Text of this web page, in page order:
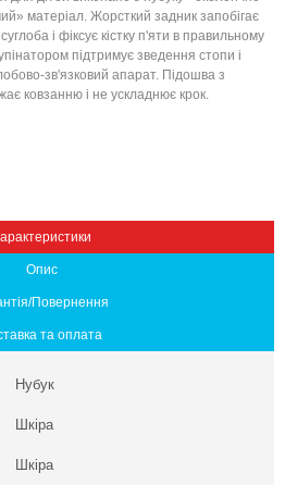
матеріал. Жорсткий задник запобігає
і фіксує кістку п'яти в правильному
підтримує зведення стопи і
зв'язковий апарат. Підошва з
ковзанню і не ускладнює крок.
Опис
Повернення
та оплата
Нубук
Шкіра
Шкіра